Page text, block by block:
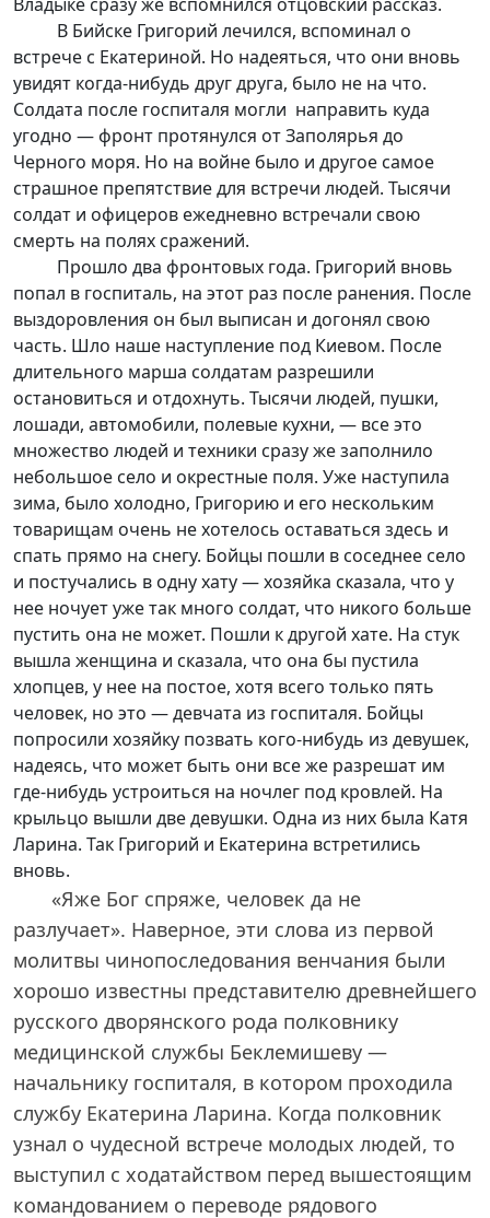
В Бийске Григорий лечился, вспоминал о
встрече с Екатериной. Но надеяться, что они вновь
увидят когда-нибудь друг друга, было не на что.
Солдата после госпиталя могли направить куда
угодно — фронт протянулся от Заполярья до
Черного моря. Но на войне было и другое самое
страшное препятствие для встречи людей. Тысячи
солдат и офицеров ежедневно встречали свою
смерть на полях сражений.
Прошло два фронтовых года. Григорий вновь
попал в госпиталь, на этот раз после ранения. После
выздоровления он был выписан и догонял свою
часть. Шло наше наступление под Киевом. После
длительного марша солдатам разрешили
остановиться и отдохнуть. Тысячи людей, пушки,
лошади, автомобили, полевые кухни, — все это
множество людей и техники сразу же заполнило
небольшое село и окрестные поля. Уже наступила
зима, было холодно, Григорию и его нескольким
товарищам очень не хотелось оставаться здесь и
спать прямо на снегу. Бойцы пошли в соседнее село
и постучались в одну хату — хозяйка сказала, что у
нее ночует уже так много солдат, что никого больше
пустить она не может. Пошли к другой хате. На стук
вышла женщина и сказала, что она бы пустила
хлопцев, у нее на постое, хотя всего только пять
человек, но это — девчата из госпиталя. Бойцы
попросили хозяйку позвать кого-нибудь из девушек,
надеясь, что может быть они все же разрешат им
где-нибудь устроиться на ночлег под кровлей. На
крыльцо вышли две девушки. Одна из них была Катя
Ларина. Так Григорий и Екатерина встретились
вновь.
«Яже Бог спряже, человек да не
разлучает». Наверное, эти слова из первой
молитвы чинопоследования венчания были
хорошо известны представителю древнейшего
русского дворянского рода полковнику
медицинской службы Беклемишеву —
начальнику госпиталя, в котором проходила
службу Екатерина Ларина. Когда полковник
узнал о чудесной встрече молодых людей, то
выступил с ходатайством перед вышестоящим
командованием о переводе рядового